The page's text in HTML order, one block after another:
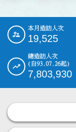
::: 本月造訪人次
19,525
總造訪人次
(自93.07.26起)
7,803,930